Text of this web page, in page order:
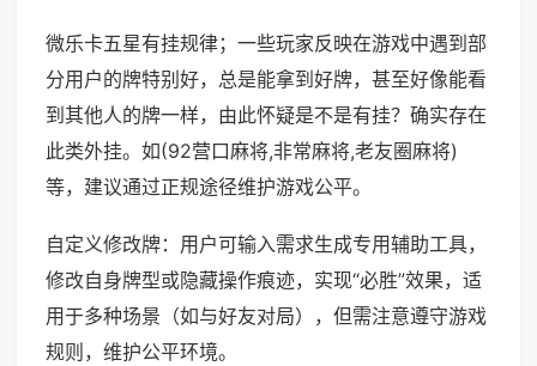
微乐卡五星有挂规律；一些玩家反映在游戏中遇到部
分用户的牌特别好，总是能拿到好牌，甚至好像能看
到其他人的牌一样，由此怀疑是不是有挂？确实存在
此类外挂。如(92营口麻将,非常麻将,老友圈麻将)
等，建议通过正规途径维护游戏公平。
自定义修改牌：用户可输入需求生成专用辅助工具，
修改自身牌型或隐藏操作痕迹，实现“必胜”效果，适
用于多种场景（如与好友对局），但需注意遵守游戏
规则，维护公平环境。